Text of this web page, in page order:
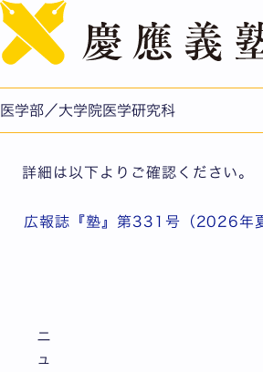
医学部／大学院医学研究科
医学部4年 葛西里保君 女子ラクロス
医学部/医学研究科
詳細は以下よりご確認ください。
広報誌『塾』第331号（2026年
ニ
ュ